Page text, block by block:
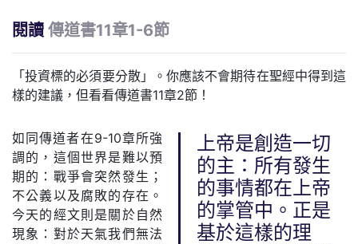
閱讀 傳道書11章1-6節
「投資標的必須要分散」。你應該不會期待在聖經中得到這
樣的建議，但看看傳道書11章2節！
上帝是創造一切
的主：所有發生
的事情都在上帝
的掌管中。正是
基於這樣的理
如同傳道者在9-10章所強
調的，這個世界是難以預
期的：戰爭會突然發生；
不公義以及腐敗的存在。
今天的經文則是關於自然
現象：對於天氣我們無法